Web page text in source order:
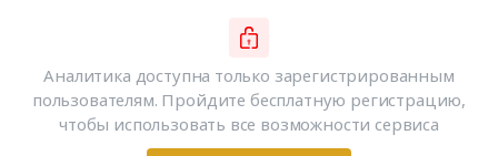
Аналитика доступна только зарегистрированным
пользователям. Пройдите бесплатную регистрацию,
чтобы использовать все возможности сервиса